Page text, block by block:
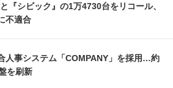
『シビック』の1万4730台をリコール、
不適合
人事システム「COMPANY」を採用…約
を刷新